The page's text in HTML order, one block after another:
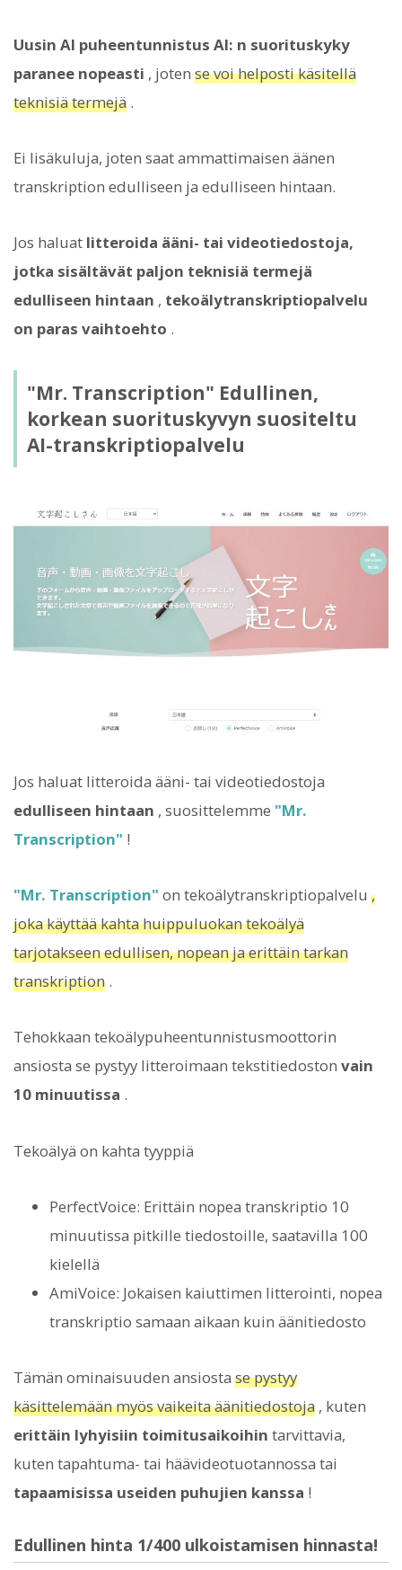
Uusin AI puheentunnistus AI: n suorituskyky
paranee nopeasti , joten se voi helposti käsitellä
teknisiä termejä .
Ei lisäkuluja, joten saat ammattimaisen äänen
transkription edulliseen ja edulliseen hintaan.
Jos haluat litteroida ääni- tai videotiedostoja,
jotka sisältävät paljon teknisiä termejä
edulliseen hintaan , tekoälytranskriptiopalvelu
on paras vaihtoehto .
"Mr. Transcription" Edullinen,
korkean suorituskyvyn suositeltu
AI-transkriptiopalvelu
Jos haluat litteroida ääni- tai videotiedostoja
edulliseen hintaan , suosittelemme "Mr.
Transcription" !
"Mr. Transcription" on tekoälytranskriptiopalvelu ,
joka käyttää kahta huippuluokan tekoälyä
tarjotakseen edullisen, nopean ja erittäin tarkan
transkription .
Tehokkaan tekoälypuheentunnistusmoottorin
ansiosta se pystyy litteroimaan tekstitiedoston vain
10 minuutissa .
Tekoälyä on kahta tyyppiä
PerfectVoice: Erittäin nopea transkriptio 10
minuutissa pitkille tiedostoille, saatavilla 100
kielellä
AmiVoice: Jokaisen kaiuttimen litterointi, nopea
transkriptio samaan aikaan kuin äänitiedosto
Tämän ominaisuuden ansiosta se pystyy
käsittelemään myös vaikeita äänitiedostoja , kuten
erittäin lyhyisiin toimitusaikoihin tarvittavia,
kuten tapahtuma- tai häävideotuotannossa tai
tapaamisissa useiden puhujien kanssa !
Edullinen hinta 1/400 ulkoistamisen hinnasta!